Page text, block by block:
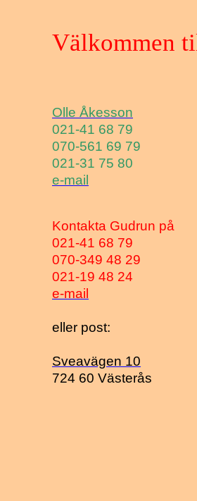
Välkommen
Olle Åkesson
021-41 68 79
070-561 69 79
021-31 75 80
e-mail
Kontakta Gudrun på
021-41 68 79
070-349 48 29
021-19 48 24
e-mail
eller post:
Sveavägen 10
724 60 Västerås